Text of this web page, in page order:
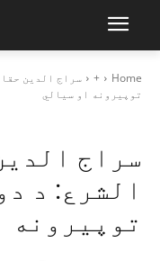
Home
+
سراج الدین
توپیرونه او سیالي
سراج
الشرع: د
توپیرونه